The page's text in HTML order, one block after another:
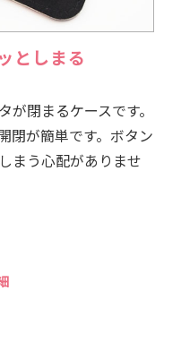
としまる
閉まるケースです。
閉が簡単です。ボタン
まう心配がありませ